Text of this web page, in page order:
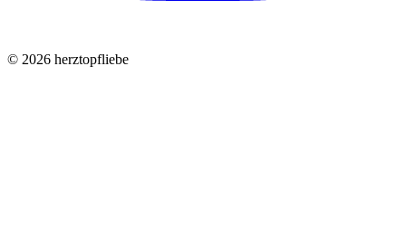
© 2026 herztopfliebe